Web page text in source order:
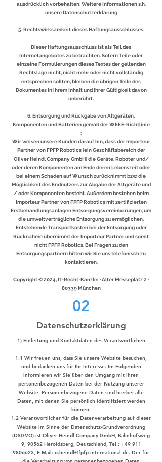
ausdrücklich vorbehalten. Weitere Informationen s.h.
unsere Datenschutzerklärung
5. Rechtswirksamkeit dieses Haftungsausschlusses:
Dieser Haftungsausschluss ist als Teil des
Internetangebotes zu betrachten. Sofern Teile oder
einzelne Formulierungen dieses Textes der geltenden
Rechtslage nicht, nicht mehr oder nicht vollständig
entsprechen sollten, bleiben die übrigen Teile des
Dokumentes in ihrem Inhalt und ihrer Gültigkeit davon
unberührt.
6. Entsorgung und Rückgabe von Altgeräten,
Komponenten und Batterien gemäß der WEEE-Richtlinie
:
Wir weisen unsere Kunden darauf hin, dass der Importeur
Partner von FPFP Robotics (ein Geschäftsbereich der
Oliver Heindl Company GmbH) die Geräte, Roboter und/
oder deren Komponenten am Ende deren Lebenszeit oder
bei einem Schaden auf Wunsch zurücknimmt bzw. die
Möglichkeit des Endnutzers zur Abgabe der Altgeräte und
/ oder Komponenten besteht. Außerdem bestehen beim
Importeur Partner von FPFP Robotics mit zertifizierten
Erstbehandlungsanlagen Entsorgungsvereinbarungen, um
die umweltverträgliche Entsorgung zu ermöglichen.
Entstehende Transportkosten bei der Entsorgung oder
Rücknahme übernimmt der Importeur Partner und somit
nicht FPFP Robotics. Bei Fragen zu den
Entsorgungspartnern bitten wir Sie uns telefonisch zu
kontaktieren.
Copyright © 2024, IT-Recht-Kanzlei · Alter Messeplatz 2 ·
80339 München
02
Datenschutzerklärung
1) Einleitung und Kontaktdaten des Verantwortlichen
1.1 Wir freuen uns, dass Sie unsere Website besuchen,
und bedanken uns für Ihr Interesse. Im Folgenden
informieren wir Sie über den Umgang mit Ihren
personenbezogenen Daten bei der Nutzung unserer
Website. Personenbezogene Daten sind hierbei alle
Daten, mit denen Sie persönlich identifiziert werden
können.
1.2 Verantwortlicher für die Datenverarbeitung auf dieser
Website im Sinne der Datenschutz-Grundverordnung
(DSGVO) ist Oliver Heindl Company GmbH, Bahnhofsweg
9, 90562 Heroldsberg, Deutschland, Tel.: +49 911
9806623, E-Mail: o.heindl@fpfp-international.de. Der für